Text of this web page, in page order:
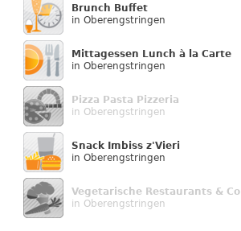
Brunch Buffet
in Oberengstringen
Mittagessen Lunch à la Carte
in Oberengstringen
Pizza Pasta Pizzeria
in Oberengstringen
Snack Imbiss z'Vieri
in Oberengstringen
Vegetarische Restaurants & Co
in Oberengstringen